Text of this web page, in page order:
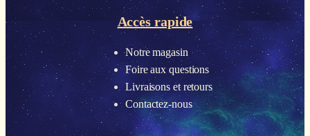
Accès rapide
Notre magasin
Foire aux questions
Livraisons et retours
Contactez-nous